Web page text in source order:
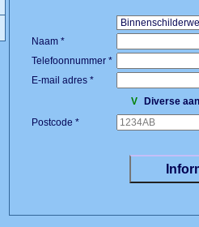
Naam *
Telefoonnummer *
E-mail adres *
V
Diverse
Postcode *